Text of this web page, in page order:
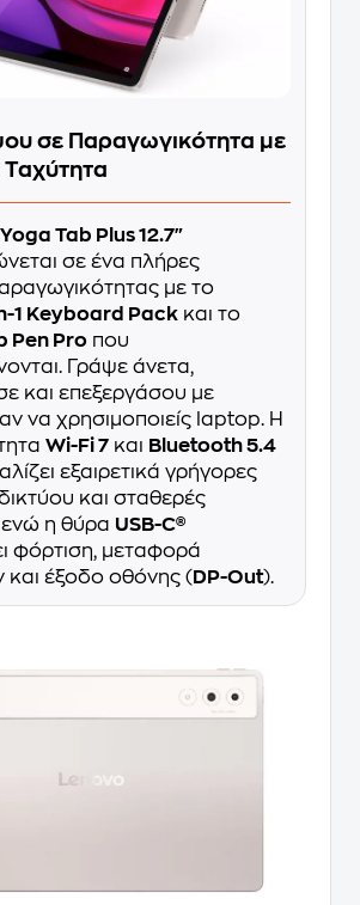
σε Παραγωγικότητα με
Ταχύτητα
Tab Plus 12.7"
σε ένα πλήρες
με το
1 Keyboard Pack και το
Pen Pro που
Γράψε άνετα,
και επεξεργάσου με
να χρησιμοποιείς laptop. Η
Wi-Fi 7 και Bluetooth 5.4
εξαιρετικά γρήγορες
και σταθερές
ενώ η θύρα USB-C®
φόρτιση, μεταφορά
έξοδο οθόνης ( DP-Out).